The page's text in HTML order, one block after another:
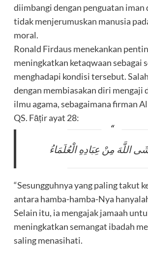
diimbangi dengan penguatan iman
tidak menjerumuskan manusia
moral.
Ronald Firdaus menekankan
meningkatkan ketaqwaan sebagai
menghadapi kondisi tersebut.
dengan membiasakan diri mengaji
ilmu agama, sebagaimana firman
QS. Fāṭir ayat 28:
اللَّهَ مِنْ عِبَادِهِ الْعُلَمَاءُ
“Sesungguhnya yang paling takut
antara hamba-hamba-Nya
Selain itu, ia mengajak jamaah
meningkatkan semangat ibadah
saling menasihati.